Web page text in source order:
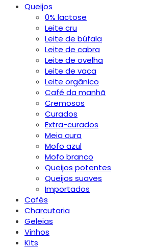
Queijos
0% lactose
Leite cru
Leite de búfala
Leite de cabra
Leite de ovelha
Leite de vaca
Leite orgânico
Café da manhã
Cremosos
Curados
Extra-curados
Meia cura
Mofo azul
Mofo branco
Queijos potentes
Queijos suaves
Importados
Cafés
Charcutaria
Geleias
Vinhos
Kits